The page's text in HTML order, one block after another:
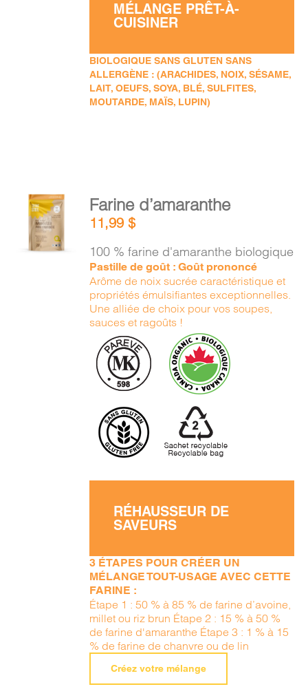
MÉLANGE PRÊT-À-
CUISINER
BIOLOGIQUE SANS GLUTEN SANS
ALLERGÈNE : (ARACHIDES, NOIX, SÉSAME,
LAIT, OEUFS, SOYA, BLÉ, SULFITES,
MOUTARDE, MAÏS, LUPIN)
AJOUTER
AU
PANIER
Farine d’amaranthe
11,99$
100 % farine d'amaranthe biologique
Pastille de goût : Goût prononcé
Arôme de noix sucrée caractéristique et
propriétés émulsifiantes exceptionnelles.
Une alliée de choix pour vos soupes,
sauces et ragoûts !
RÉHAUSSEUR DE
SAVEURS
3 ÉTAPES POUR CRÉER UN
MÉLANGE TOUT-USAGE AVEC CETTE
FARINE :
Étape 1 : 50 % à 85 % de farine d’avoine,
millet ou riz brun Étape 2 : 15 % à 50 %
de farine d'amaranthe Étape 3 : 1 % à 15
% de farine de chanvre ou de lin
Créez votre mélange